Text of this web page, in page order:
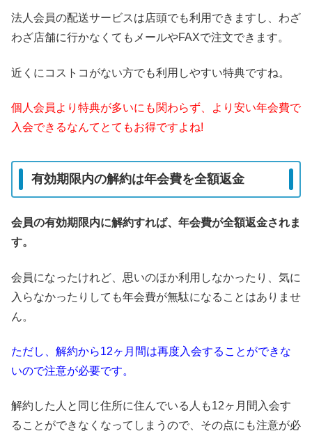
法人会員の配送サービスは店頭でも利用できますし、わざ
わざ店舗に行かなくてもメールやFAXで注文できます。
近くにコストコがない方でも利用しやすい特典ですね。
個人会員より特典が多いにも関わらず、より安い年会費で
入会できるなんてとてもお得ですよね!
有効期限内の解約は年会費を全額返金
会員の有効期限内に解約すれば、年会費が全額返金されま
す。
会員になったけれど、思いのほか利用しなかったり、気に
入らなかったりしても年会費が無駄になることはありませ
ん。
ただし、解約から12ヶ月間は再度入会することができな
いので注意が必要です。
解約した人と同じ住所に住んでいる人も12ヶ月間入会す
ることができなくなってしまうので、その点にも注意が必